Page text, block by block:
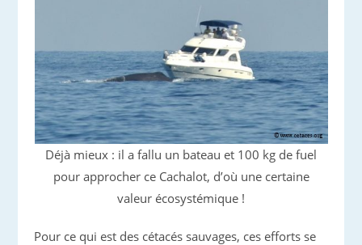
Déjà mieux : il a fallu un bateau et 100 kg de fuel
pour approcher ce Cachalot, d’où une certaine
valeur écosystémique !
Pour ce qui est des cétacés sauvages, ces efforts se